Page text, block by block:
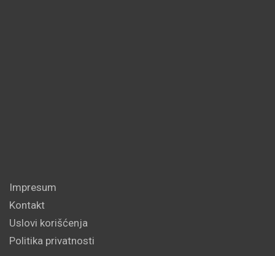
Impresum
Kontakt
Uslovi korišćenja
Politika privatnosti